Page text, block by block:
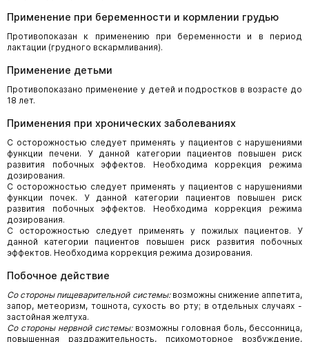
Применение при беременности и кормлении грудью
Противопоказан к применению при беременности и в период
лактации (грудного вскармливания).
Применение детьми
Противопоказано применение у детей и подростков в возрасте до
18 лет.
Применения при хронических заболеваниях
С осторожностью следует применять у пациентов с нарушениями
функции печени. У данной категории пациентов повышен риск
развития побочных эффектов. Необходима коррекция режима
дозирования.
С осторожностью следует применять у пациентов с нарушениями
функции почек. У данной категории пациентов повышен риск
развития побочных эффектов. Необходима коррекция режима
дозирования.
С осторожностью следует применять у пожилых пациентов. У
данной категории пациентов повышен риск развития побочных
эффектов. Необходима коррекция режима дозирования.
Побочное действие
Со стороны пищеварительной системы: возможны снижение аппетита,
запор, метеоризм, тошнота, сухость во рту; в отдельных случаях -
застойная желтуха.
Со стороны нервной системы:возможны головная боль, бессонница,
повышенная раздражительность, психомоторное возбуждение,